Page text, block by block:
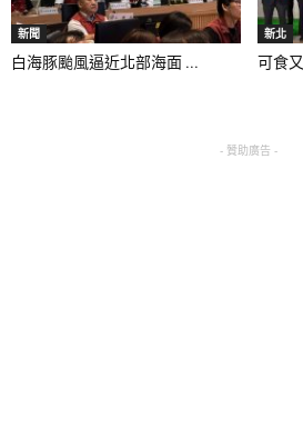
新聞
白海豚颱風逼近北部海面 ...
新北
可食
- 贊助廣告 -